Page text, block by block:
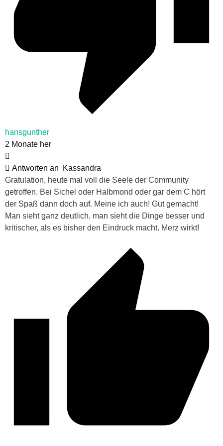
hansgunther
2 Monate her
Antworten an
Kassandra
Gratulation, heute mal voll die Seele der Community
getroffen. Bei Sichel oder Halbmond oder gar dem C hört
der Spaß dann doch auf. Meine ich auch! Gut gemacht!
Man sieht ganz deutlich, man sieht die Dinge besser und
kritischer, als es bisher den Eindruck macht. Merz wirkt!